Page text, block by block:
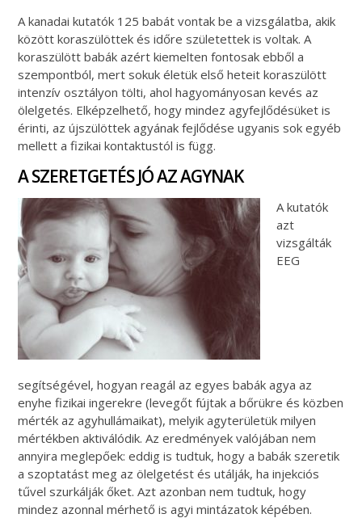
A kanadai kutatók 125 babát vontak be a vizsgálatba, akik
között koraszülöttek és időre születettek is voltak. A
koraszülött babák azért kiemelten fontosak ebből a
szempontból, mert sokuk életük első heteit koraszülött
intenzív osztályon tölti, ahol hagyományosan kevés az
ölelgetés. Elképzelhető, hogy mindez agyfejlődésüket is
érinti, az újszülöttek agyának fejlődése ugyanis sok egyéb
mellett a fizikai kontaktustól is függ.
A SZERETGETÉS JÓ AZ AGYNAK
A kutatók
azt
vizsgálták
EEG
segítségével, hogyan reagál az egyes babák agya az
enyhe fizikai ingerekre (levegőt fújtak a bőrükre és közben
mérték az agyhullámaikat), melyik agyterületük milyen
mértékben aktiválódik. Az eredmények valójában nem
annyira meglepőek: eddig is tudtuk, hogy a babák szeretik
a szoptatást meg az ölelgetést és utálják, ha injekciós
tűvel szurkálják őket. Azt azonban nem tudtuk, hogy
mindez azonnal mérhető is agyi mintázatok képében.